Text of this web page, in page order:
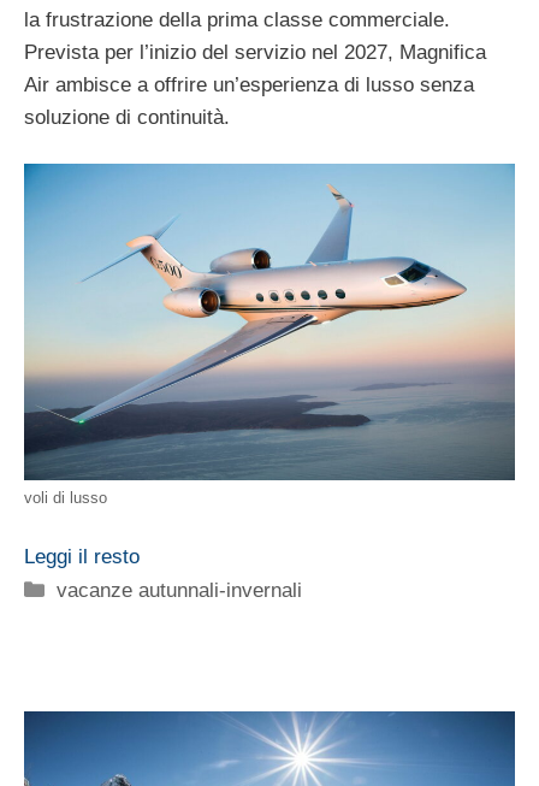
la frustrazione della prima classe commerciale.
Prevista per l’inizio del servizio nel 2027, Magnifica
Air ambisce a offrire un’esperienza di lusso senza
soluzione di continuità.
voli di lusso
Leggi il resto
Categorie
vacanze autunnali-invernali